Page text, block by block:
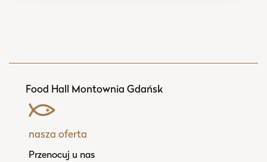
Food Hall Montownia Gdańsk
nasza oferta
Przenocuj u nas